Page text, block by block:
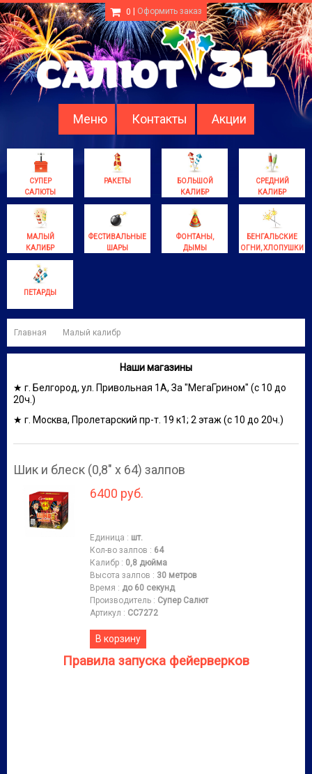
0 Оформить заказ
Меню Контакты Акции
СУПЕР
САЛЮТЫ
РАКЕТЫ
БОЛЬШОЙ
КАЛИБР
СРЕДНИЙ
КАЛИБР
МАЛЫЙ
КАЛИБР
ФЕСТИВАЛЬНЫЕ
ШАРЫ
ФОНТАНЫ,
ДЫМЫ
БЕНГАЛЬСКИЕ
ОГНИ, ХЛОПУШКИ
ПЕТАРДЫ
Главная Малый калибр
Наши магазины
★ г. Белгород, ул. Привольная 1А, За "МегаГрином" (с 10 до
20ч.)
★ г. Москва, Пролетарский пр-т. 19 к1; 2 этаж (с 10 до 20ч.)
Шик и блеск (0,8" х 64) залпов
6400 руб.
Единица : шт.
Кол-во залпов : 64
Калибр : 0,8 дюйма
Высота залпов : 30 метров
Время : до 60 секунд
Производитель : Супер Салют
Артикул : СС7272
В корзину
Правила запуска фейерверков